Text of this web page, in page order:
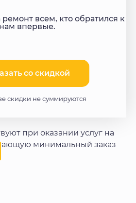
всем, кто обратился к
нам впервые.
со скидкой​
скидки не суммируются
при оказании услуг на
минимальный заказ